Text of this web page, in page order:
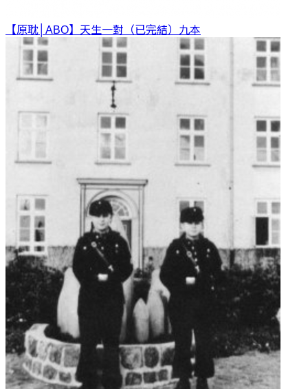
【原耽│ABO】天生一對（已完結） 九本